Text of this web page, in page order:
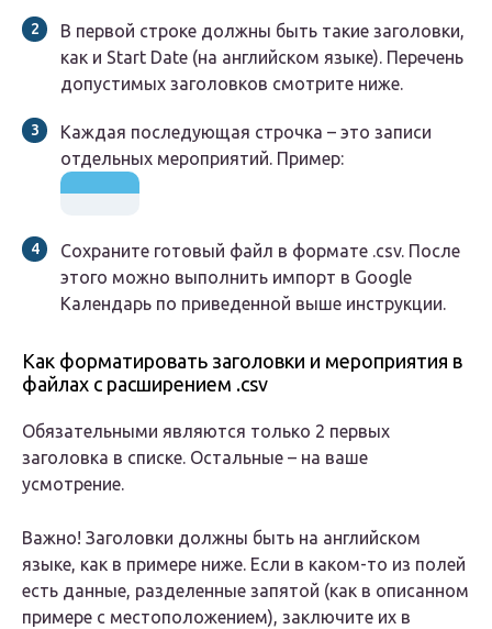
В первой строке должны быть такие заголовки,
как и Start Date (на английском языке). Перечень
допустимых заголовков смотрите ниже.
Каждая последующая строчка – это записи
отдельных мероприятий. Пример:
Сохраните готовый файл в формате .csv. После
этого можно выполнить импорт в Google
Календарь по приведенной выше инструкции.
Как форматировать заголовки и мероприятия в
файлах с расширением .csv
Обязательными являются только 2 первых
заголовка в списке. Остальные – на ваше
усмотрение.
Важно! Заголовки должны быть на английском
языке, как в примере ниже. Если в каком-то из полей
есть данные, разделенные запятой (как в описанном
примере с местоположением), заключите их в